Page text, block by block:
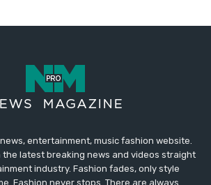
entertainment, music fashion website.
the latest breaking news and videos straight
industry. Fashion fades, only style
Fashion never stops. There are always